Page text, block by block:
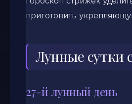
приготовить
Лунные сутки
27-й лунный день